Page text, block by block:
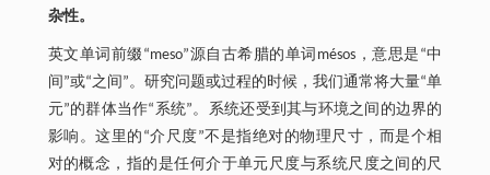
杂性。
英文单词前缀“meso”源自古希腊的单词mésos，意思是“中
间”或“之间”。研究问题或过程的时候，我们通常将大量“单
元”的群体当作“系统”。系统还受到其与环境之间的边界的
影响。这里的“介尺度”不是指绝对的物理尺寸，而是个相
对的概念，指的是任何介于单元尺度与系统尺度之间的尺